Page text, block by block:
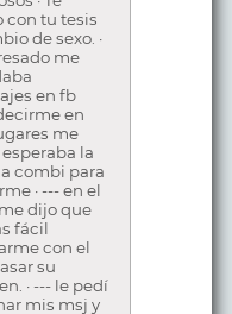
con tu tesis
de sexo. ·
me
en fb
en
me
esperaba la
combi para
· --- en el
dijo que
fácil
con el
su
· --- le pedí
mis msj y